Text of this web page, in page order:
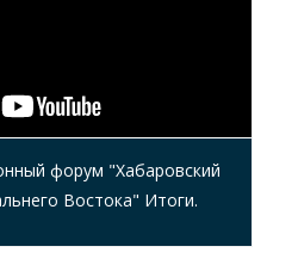
форум "Хабаровский
Востока" Итоги.